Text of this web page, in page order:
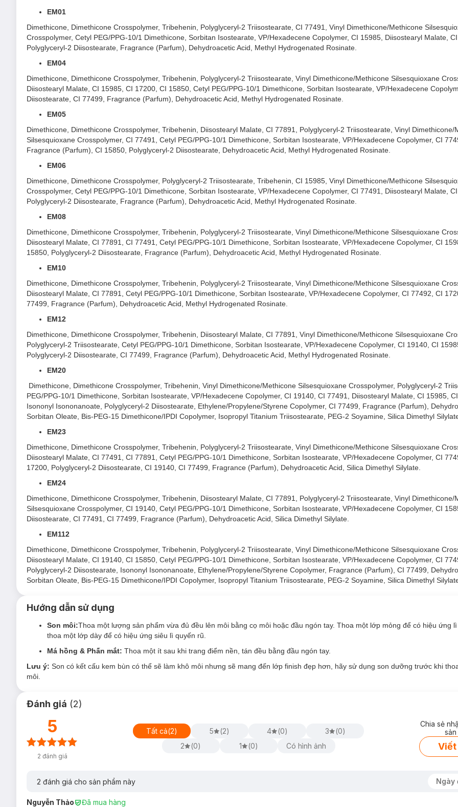
EM12 - Hồng San Hô
EM20 - Đỏ Ngói
EM23 - Đỏ Cranberry
Ưu thế nổi bật của Son Kem Bùn & Má Hồng Into You Shero Super Matte Lip & Cheek Mud:
Kết cấu độc đáo, không chỉ mềm mịn, nhẹ nhàng lướt trên môi, mà còn tạo hiệu ứng mịn lì tự nhiên, giúp che phủ các đường
Chất son dễ thoa, dễ tán, lâu trôi, có thể giữ màu trong nhiều giờ mà không cần dặm lại, rất lý tưởng cho các sự kiện hoặc
Son được kiểm nghiệm toàn cho người sử dụng, có thể dùng cho cả môi, má, mắt,… mang đến lớp trang điểm thống nhất và
EM01
Dimethicone, Dimethicone Crosspolymer, Tribehenin, Polyglyceryl-2 Triisostearate, CI 77491, Vinyl Dimethicone/Methicone
Crosspolymer, Cetyl PEG/PPG-10/1 Dimethicone, Sorbitan Isostearate, VP/Hexadecene Copolymer, CI 15985, Diisostearyl Malate,
Polyglyceryl-2 Diisostearate, Fragrance (Parfum), Dehydroacetic Acid, Methyl Hydrogenated Rosinate.
EM04
Dimethicone, Dimethicone Crosspolymer, Tribehenin, Polyglyceryl-2 Triisostearate, Vinyl Dimethicone/Methicone Silsesquioxane
Diisostearyl Malate, CI 15985, CI 17200, CI 15850, Cetyl PEG/PPG-10/1 Dimethicone, Sorbitan Isostearate, VP/Hexadecene
Diisostearate, CI 77499, Fragrance (Parfum), Dehydroacetic Acid, Methyl Hydrogenated Rosinate.
EM05
Dimethicone, Dimethicone Crosspolymer, Tribehenin, Diisostearyl Malate, CI 77891, Polyglyceryl-2 Triisostearate, Vinyl Dimethicone/
Silsesquioxane Crosspolymer, CI 77491, Cetyl PEG/PPG-10/1 Dimethicone, Sorbitan Isostearate, VP/Hexadecene Copolymer, CI
Fragrance (Parfum), CI 15850, Polyglyceryl-2 Diisostearate, Dehydroacetic Acid, Methyl Hydrogenated Rosinate.
EM06
Dimethicone, Dimethicone Crosspolymer, Polyglyceryl-2 Triisostearate, Tribehenin, CI 15985, Vinyl Dimethicone/Methicone
Crosspolymer, Cetyl PEG/PPG-10/1 Dimethicone, Sorbitan Isostearate, VP/Hexadecene Copolymer, CI 77491, Diisostearyl Malate,
Polyglyceryl-2 Diisostearate, Fragrance (Parfum), Dehydroacetic Acid, Methyl Hydrogenated Rosinate.
EM08
Dimethicone, Dimethicone Crosspolymer, Tribehenin, Polyglyceryl-2 Triisostearate, Vinyl Dimethicone/Methicone Silsesquioxane
Diisostearyl Malate, CI 77891, CI 77491, Cetyl PEG/PPG-10/1 Dimethicone, Sorbitan Isostearate, VP/Hexadecene Copolymer, CI
15850, Polyglyceryl-2 Diisostearate, Fragrance (Parfum), Dehydroacetic Acid, Methyl Hydrogenated Rosinate.
EM10
Dimethicone, Dimethicone Crosspolymer, Tribehenin, Polyglyceryl-2 Triisostearate, Vinyl Dimethicone/Methicone Silsesquioxane
Diisostearyl Malate, CI 77891, Cetyl PEG/PPG-10/1 Dimethicone, Sorbitan Isostearate, VP/Hexadecene Copolymer, CI 77492, CI
77499, Fragrance (Parfum), Dehydroacetic Acid, Methyl Hydrogenated Rosinate.
EM12
Dimethicone, Dimethicone Crosspolymer, Tribehenin, Diisostearyl Malate, CI 77891, Vinyl Dimethicone/Methicone Silsesquioxane
Polyglyceryl-2 Triisostearate, Cetyl PEG/PPG-10/1 Dimethicone, Sorbitan Isostearate, VP/Hexadecene Copolymer, CI 19140, CI
Polyglyceryl-2 Diisostearate, CI 77499, Fragrance (Parfum), Dehydroacetic Acid, Methyl Hydrogenated Rosinate.
EM20
Dimethicone, Dimethicone Crosspolymer, Tribehenin, Vinyl Dimethicone/Methicone Silsesquioxane Crosspolymer, Polyglyceryl-2
PEG/PPG-10/1 Dimethicone, Sorbitan Isostearate, VP/Hexadecene Copolymer, CI 19140, CI 77491, Diisostearyl Malate, CI 15985,
Isononyl Isononanoate, Polyglyceryl-2 Diisostearate, Ethylene/Propylene/Styrene Copolymer, CI 77499, Fragrance (Parfum),
Sorbitan Oleate, Bis-PEG-15 Dimethicone/IPDI Copolymer, Isopropyl Titanium Triisostearate, PEG-2 Soyamine, Silica Dimethyl
EM23
Dimethicone, Dimethicone Crosspolymer, Tribehenin, Polyglyceryl-2 Triisostearate, Vinyl Dimethicone/Methicone Silsesquioxane
Diisostearyl Malate, CI 77491, CI 77891, Cetyl PEG/PPG-10/1 Dimethicone, Sorbitan Isostearate, VP/Hexadecene Copolymer, CI
17200, Polyglyceryl-2 Diisostearate, CI 19140, CI 77499, Fragrance (Parfum), Dehydroacetic Acid, Silica Dimethyl Silylate.
EM24
Dimethicone, Dimethicone Crosspolymer, Tribehenin, Diisostearyl Malate, CI 77891, Polyglyceryl-2 Triisostearate, Vinyl Dimethicone/
Silsesquioxane Crosspolymer, CI 19140, Cetyl PEG/PPG-10/1 Dimethicone, Sorbitan Isostearate, VP/Hexadecene Copolymer, CI
Diisostearate, CI 77491, CI 77499, Fragrance (Parfum), Dehydroacetic Acid, Silica Dimethyl Silylate.
EM112
Dimethicone, Dimethicone Crosspolymer, Tribehenin, Polyglyceryl-2 Triisostearate, Vinyl Dimethicone/Methicone Silsesquioxane
Diisostearyl Malate, CI 19140, CI 15850, Cetyl PEG/PPG-10/1 Dimethicone, Sorbitan Isostearate, VP/Hexadecene Copolymer, CI
Polyglyceryl-2 Diisostearate, Isononyl Isononanoate, Ethylene/Propylene/Styrene Copolymer, Fragrance (Parfum), CI 77499,
Sorbitan Oleate, Bis-PEG-15 Dimethicone/IPDI Copolymer, Isopropyl Titanium Triisostearate, PEG-2 Soyamine, Silica Dimethyl
Hướng dẫn sử dụng
Son môi:Thoa một lượng sản phẩm vừa đủ đều lên môi bằng cọ môi hoặc đầu ngón tay. Thoa một lớp mỏng để có hiệu ứng
thoa một lớp dày để có hiệu ứng siêu lì quyến rũ.
Má hồng & Phấn mắt: Thoa một ít sau khi trang điểm nền, tán đều bằng đầu ngón tay.
Lưu ý: Son có kết cấu kem bùn có thể sẽ làm khô môi nhưng sẽ mang đến lớp finish đẹp hơn, hãy sử dụng son dưỡng trước khi
môi.
Đánh giá (2)
5
2 đánh giá
Tất cả(2) 5 (2) 4 (0) 3 (0)
2
(0) 1 (0) Có hình ảnh
Chia sẻ
Viết
2 đánh giá cho sản phẩm này Ngày
Nguyễn Thảo Đã mua hàng